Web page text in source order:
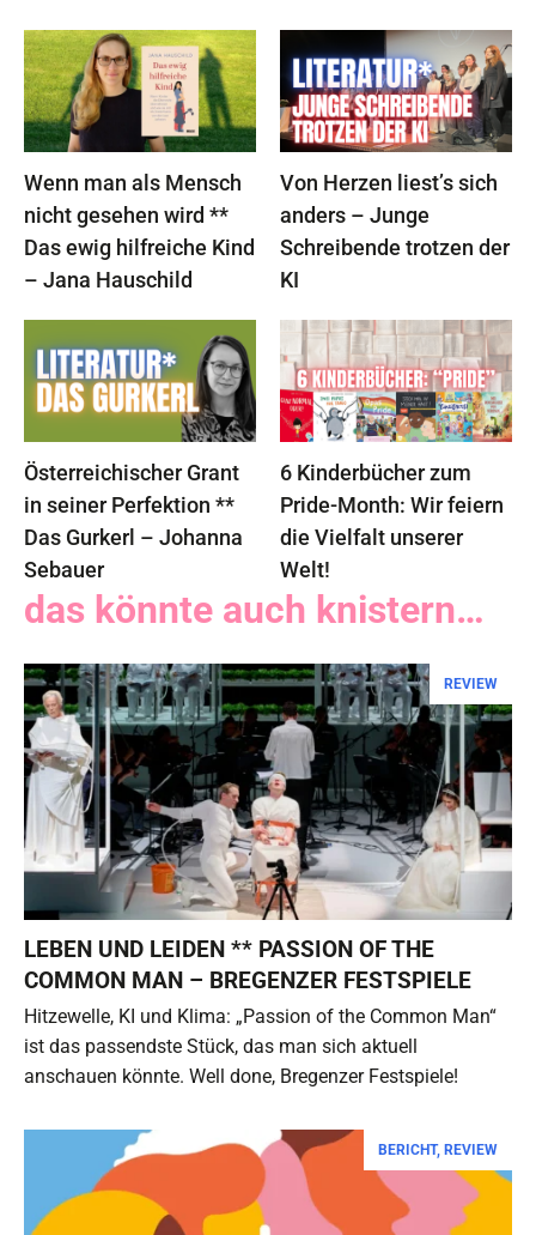
Wenn man als Mensch
nicht gesehen wird **
Das ewig hilfreiche Kind
– Jana Hauschild
Von Herzen liest’s sich
anders – Junge
Schreibende trotzen der
KI
Österreichischer Grant
in seiner Perfektion **
Das Gurkerl – Johanna
Sebauer
6 Kinderbücher zum
Pride-Month: Wir feiern
die Vielfalt unserer
Welt!
das könnte auch knistern…
REVIEW
LEBEN UND LEIDEN ** PASSION OF THE
COMMON MAN – BREGENZER FESTSPIELE
Hitzewelle, KI und Klima: „Passion of the Common Man“
ist das passendste Stück, das man sich aktuell
anschauen könnte. Well done, Bregenzer Festspiele!
BERICHT, REVIEW